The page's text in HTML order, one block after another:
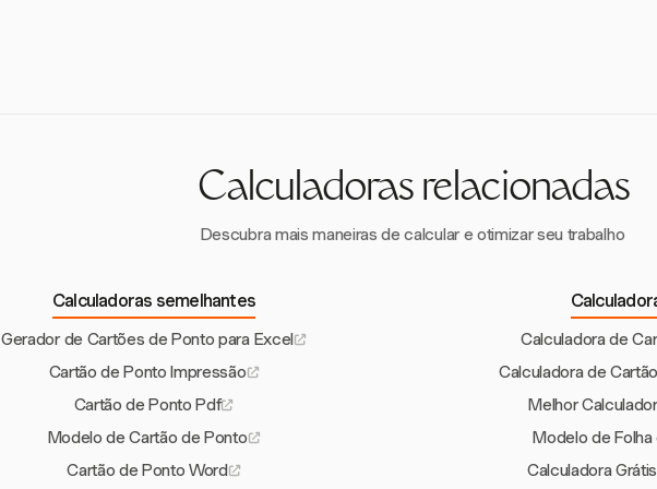
Calculadoras relacionadas
Descubra mais maneiras de calcular e otimizar seu trabalho
Calculadoras semelhantes
Gerador de Cartões de Ponto para Excel
Cartão de Ponto Impressão
Cartão de Ponto Pdf
Modelo de Cartão de Ponto
Cartão de Ponto Word
Calculadora de
Calculadora de
Melhor
Modelo de
Calculadora